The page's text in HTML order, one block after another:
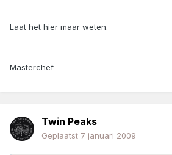
Laat het hier maar weten.
Masterchef
Twin Peaks
Geplaatst 7 januari 2009